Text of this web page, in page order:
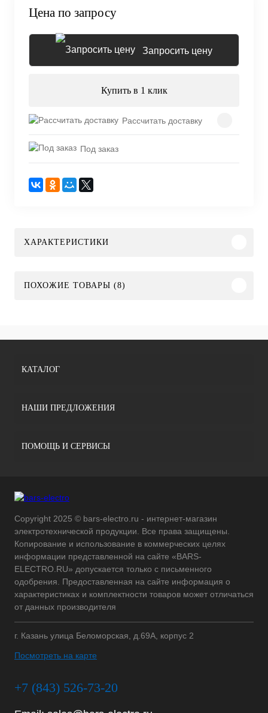
Цена по запросу
Запросить цену
Купить в 1 клик
Рассчитать доставку
Под заказ
ХАРАКТЕРИСТИКИ
ПОХОЖИЕ ТОВАРЫ (8)
КАТАЛОГ
НАШИ ПРЕДЛОЖЕНИЯ
ПОМОЩЬ И СЕРВИСЫ
Copyright 2025 © bars-electro.ru - интернет-магазин
электротехнической продукции. Все права защищены.
Копирование и использование в коммерческих целях
информации представленной на сайте «BARS-
ELECTRO.RU» допускается только с письменного
одобрения. Предоставленная на сайте информация о
характеристиках и комплектности товаров может отличаться
от данных производителя
г. Казань улица Беломорская, д.69А, корпус 2
Посмотреть на карте
+7 (843) 526-73-20